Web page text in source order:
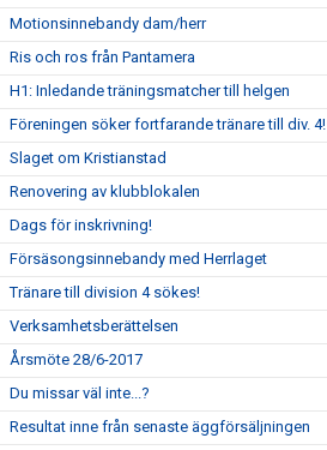
Motionsinnebandy dam/herr
Ris och ros från Pantamera
H1: Inledande träningsmatcher till helgen
Föreningen söker fortfarande tränare till div. 4!
Slaget om Kristianstad
Renovering av klubblokalen
Dags för inskrivning!
Försäsongsinnebandy med Herrlaget
Tränare till division 4 sökes!
Verksamhetsberättelsen
Årsmöte 28/6-2017
Du missar väl inte...?
Resultat inne från senaste äggförsäljningen